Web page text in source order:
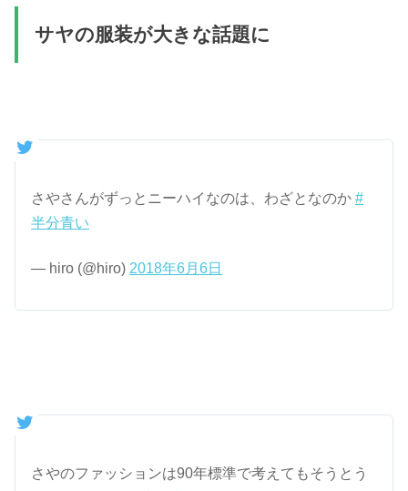
サヤの服装が大きな話題に
さやさんがずっとニーハイなのは、わざとなのか#
半分青い
— hiro (@hiro) 2018年6月6日
さやのファッションは90年標準で考えてもそうとう